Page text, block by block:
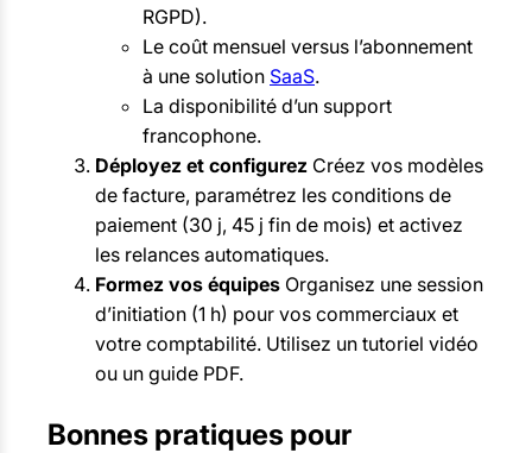
RGPD).
Le coût mensuel versus l’abonnement
à une solution SaaS.
La disponibilité d’un support
francophone.
Déployez et configurez Créez vos modèles
de facture, paramétrez les conditions de
paiement (30 j, 45 j fin de mois) et activez
les relances automatiques.
Formez vos équipes Organisez une session
d’initiation (1 h) pour vos commerciaux et
votre comptabilité. Utilisez un tutoriel vidéo
ou un guide PDF.
Bonnes pratiques pour